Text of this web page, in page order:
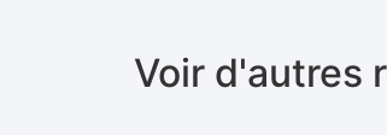
Voir d'autres